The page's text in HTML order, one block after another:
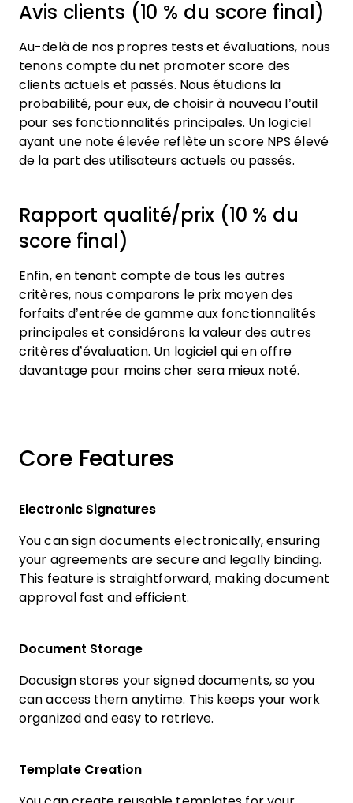
Avis clients (10 % du score final)
Au-delà de nos propres tests et évaluations, nous
tenons compte du net promoter score des
clients actuels et passés. Nous étudions la
probabilité, pour eux, de choisir à nouveau l’outil
pour ses fonctionnalités principales. Un logiciel
ayant une note élevée reflète un score NPS élevé
de la part des utilisateurs actuels ou passés.
Rapport qualité/prix (10 % du
score final)
Enfin, en tenant compte de tous les autres
critères, nous comparons le prix moyen des
forfaits d’entrée de gamme aux fonctionnalités
principales et considérons la valeur des autres
critères d’évaluation. Un logiciel qui en offre
davantage pour moins cher sera mieux noté.
Core Features
Electronic Signatures
You can sign documents electronically, ensuring
your agreements are secure and legally binding.
This feature is straightforward, making document
approval fast and efficient.
Document Storage
Docusign stores your signed documents, so you
can access them anytime. This keeps your work
organized and easy to retrieve.
Template Creation